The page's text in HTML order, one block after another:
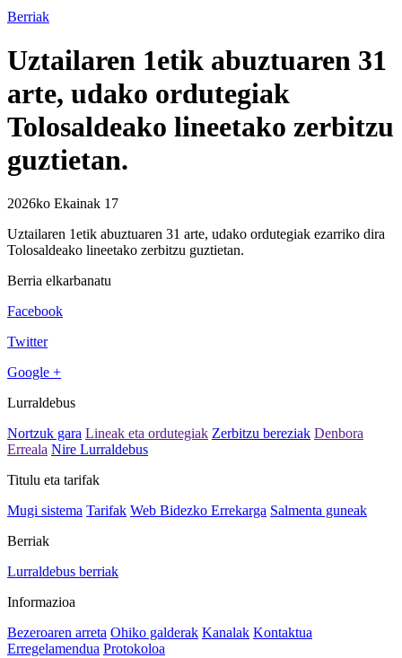
Berriak
Uztailaren 1etik abuztuaren 31
arte, udako ordutegiak
Tolosaldeako lineetako zerbitzu
guztietan.
2026ko Ekainak 17
Uztailaren 1etik abuztuaren 31 arte, udako ordutegiak ezarriko dira
Tolosaldeako lineetako zerbitzu guztietan.
Berria elkarbanatu
Facebook
Twitter
Google +
Lurraldebus
Nortzuk gara Lineak eta ordutegiak Zerbitzu bereziak Denbora
Erreala Nire Lurraldebus
Titulu eta tarifak
Mugi sistema Tarifak Web Bidezko Errekarga Salmenta guneak
Berriak
Lurraldebus berriak
Informazioa
Bezeroaren arreta Ohiko galderak Kanalak Kontaktua
Erregelamendua Protokoloa